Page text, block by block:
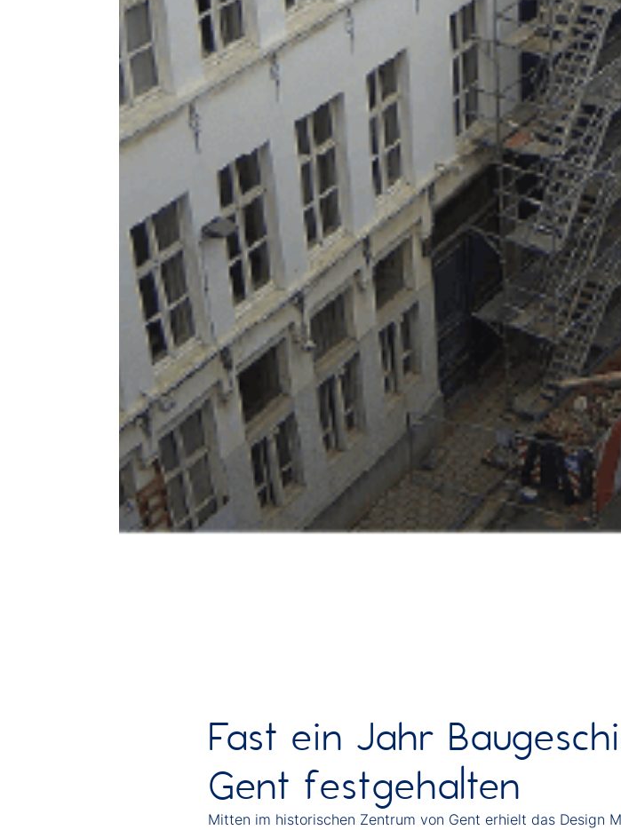
Fast ein Jahr
Gent festgehalten
Mitten im historischen Zentrum von Gent erhielt das Design